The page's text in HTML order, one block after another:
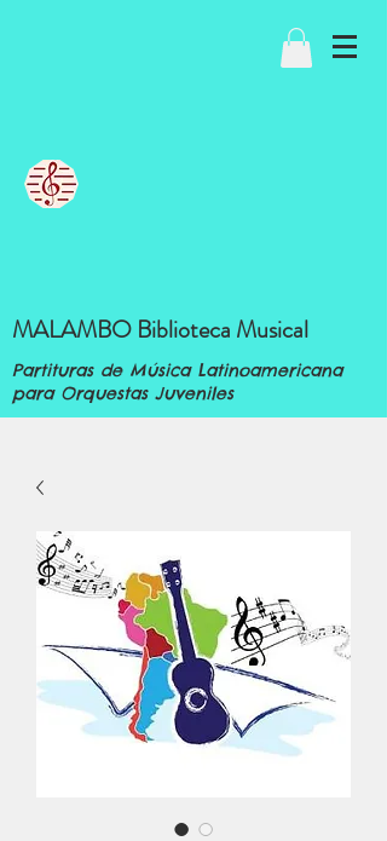
MALAMBO Biblioteca Musical
Partituras de Música Latinoamericana
para Orquestas Juveniles